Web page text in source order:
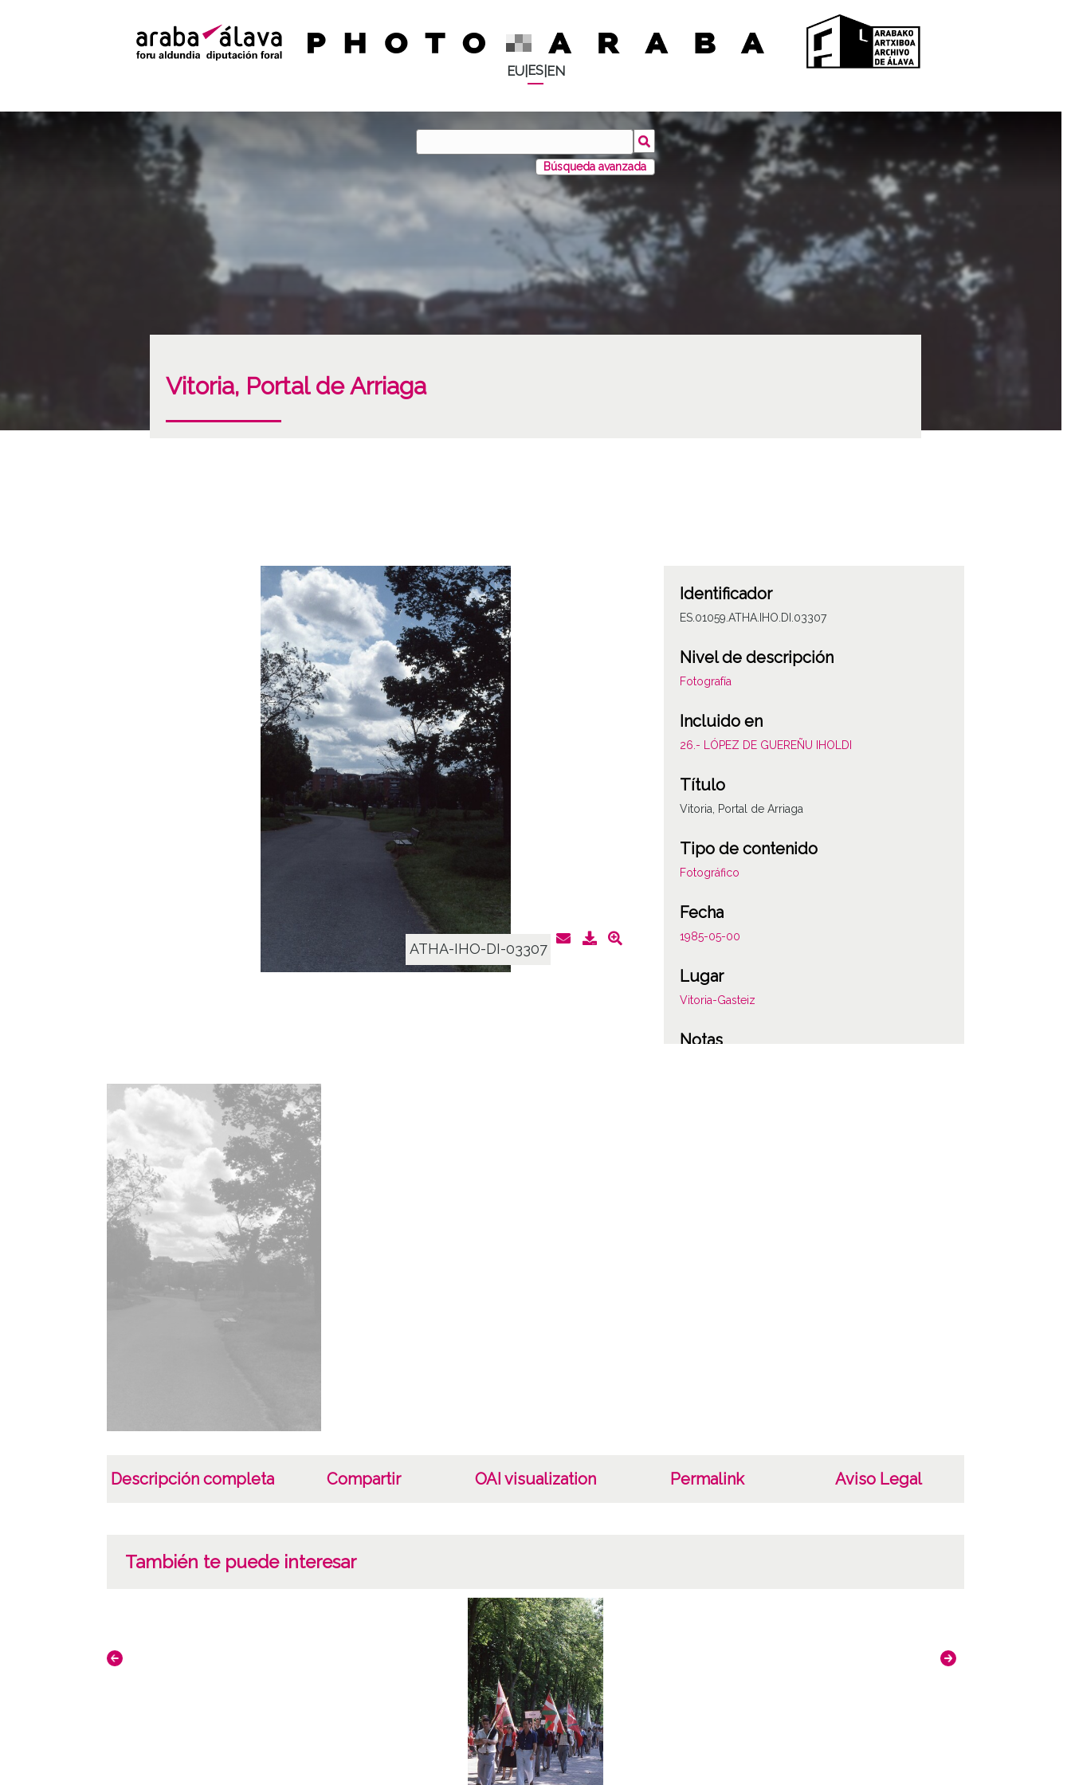
EU| ES| EN
Búsqueda avanzada
Vitoria, Portal de Arriaga
ATHA-IHO-DI-03307
Identificador
ES.01059.ATHA.IHO.DI.03307
Nivel de descripción
Fotografía
Incluido en
26.- LÓPEZ DE GUEREÑU IHOLDI
Título
Vitoria, Portal de Arriaga
Tipo de contenido
Fotográfico
Fecha
1985-05-00
Lugar
Vitoria-Gasteiz
Notas
Descripción completa Compartir OAI visualization Permalink Aviso Legal
También te puede interesar